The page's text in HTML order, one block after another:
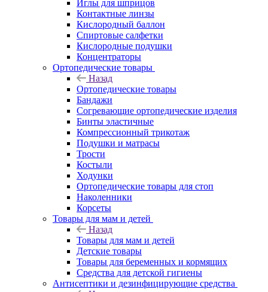
Иглы для шприцов
Контактные линзы
Кислородный баллон
Спиртовые салфетки
Кислородные подушки
Концентраторы
Ортопедические товары
Назад
Ортопедические товары
Бандажи
Согревающие ортопедические изделия
Бинты эластичные
Компрессионный трикотаж
Подушки и матрасы
Трости
Костыли
Ходунки
Ортопедические товары для стоп
Наколенники
Корсеты
Товары для мам и детей
Назад
Товары для мам и детей
Детские товары
Товары для беременных и кормящих
Средства для детской гигиены
Антисептики и дезинфицирующие средства